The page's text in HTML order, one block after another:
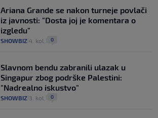
Ariana Grande se nakon turneje povlači
iz javnosti: "Dosta joj je komentara o
izgledu"
SHOWBIZ 4. kol. 0
Slavnom bendu zabranili ulazak u
Singapur zbog podrške Palestini:
"Nadrealno iskustvo"
SHOWBIZ 3. kol. 0